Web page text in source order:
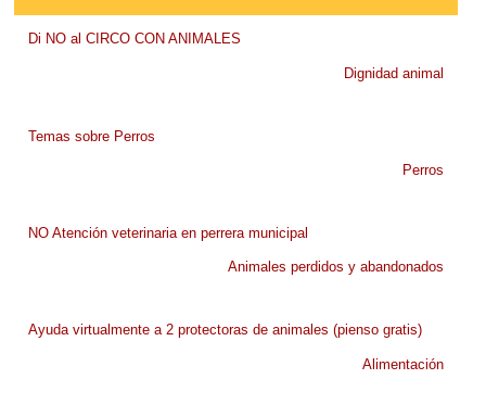
Di NO al CIRCO CON ANIMALES
Dignidad animal
Temas sobre Perros
Perros
NO Atención veterinaria en perrera municipal
Animales perdidos y abandonados
Ayuda virtualmente a 2 protectoras de animales (pienso gratis)
Alimentación